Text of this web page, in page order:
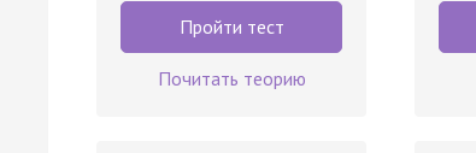
Пройти тест
Почитать теорию